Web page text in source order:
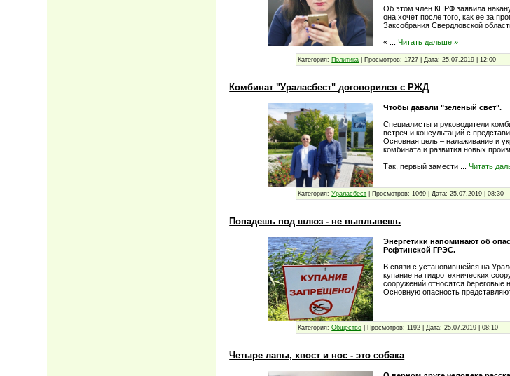
Об этом член КПРФ заявила
она хочет после того, как ее за
Заксобрания Свердловской
«
...Читать дальше »
Категория: Политика Просмотров: 1727 Дата: 25.07.2019 |12:00
Комбинат "Ураласбест" договорился с РЖД
Чтобы давали "зеленый свет".
Специалисты и руководители
встреч и консультаций с
Основная цель – налаживание и
комбината и развития новых
Так, первый замести
...Читать
Категория: Ураласбест Просмотров: 1069 Дата: 25.07.2019 |08:30
Попадешь под шлюз - не выплывешь
Энергетики напоминают об
Рефтинской ГРЭС.
В связи с установившейся на
купание на гидротехнических
сооружений относятся береговые
Основную опасность
Категория: Общество Просмотров: 1192 Дата: 25.07.2019 |08:10
Четыре лапы, хвост и нос - это собака